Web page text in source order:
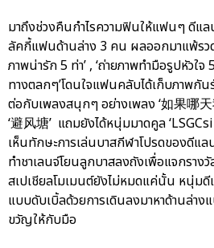
มาถึงช่วงคืนกำไรความฟินให้แฟนๆ ดีแล
ลัคกี้แฟนด้านล่าง 3 คน ผลออกมาแพ้รวด
ภาพน่ารัก 5 ท่า’ , ‘ถ่ายภาพทำมือรูปหัวใจ
ทางตลกๆ’โดนใจแฟนคลับได้เก็บภาพกั
ต่อกับเพลงสนุกๆ อย่างเพลง ‘如果哪天
‘避风塘’ แถมยังได้หนุ่มมาดคูล
เห็นทักษะการเล่นบาสกีฬาโปรดของดีแ
ทำชาเลนจ์โยนลูกบาสลงถังเพื่อแจกรา
สเปเชียลโมเมนต์ยังไม่หมดแค่นั้น หนุ่ม
แบบดับเบิ้ลด้วยการเดินลงมาหาด้านล่า
ขวัญให้กับมือ